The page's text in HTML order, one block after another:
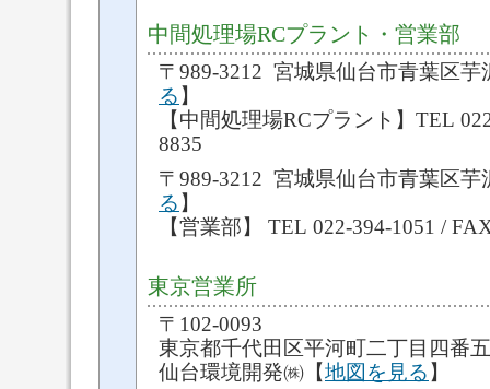
中間処理場RCプラント・営業部
〒989-3212 宮城県仙台市青葉区芋
る 】
【中間処理場RCプラント】TEL
8835
〒989-3212 宮城県仙台市青葉区芋
る 】
【営業部】 TEL 022-394-1051 /
東京営業所
〒102-0093
東京都千代田区平河町二丁目四
仙台環境開発㈱【地図を見る 】